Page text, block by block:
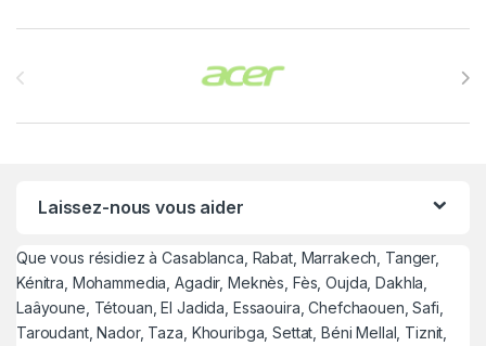
Laissez-nous vous aider
Que vous résidiez à Casablanca, Rabat, Marrakech, Tanger,
Kénitra, Mohammedia, Agadir, Meknès, Fès, Oujda, Dakhla,
Laâyoune, Tétouan, El Jadida, Essaouira, Chefchaouen, Safi,
Taroudant, Nador, Taza, Khouribga, Settat, Béni Mellal, Tiznit,